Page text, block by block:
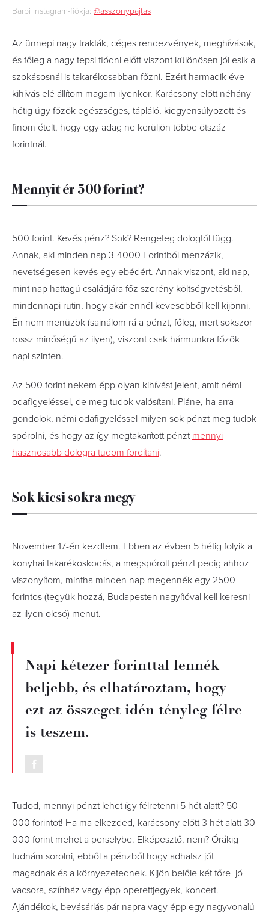
Barbi Instagram-fiókja: @asszonypajtas
Az ünnepi nagy trakták, céges rendezvények, meghívások,
és főleg a nagy tepsi flódni előtt viszont különösen jól esik a
szokásosnál is takarékosabban főzni. Ezért harmadik éve
kihívás elé állítom magam ilyenkor. Karácsony előtt néhány
hétig úgy főzök egészséges, tápláló, kiegyensúlyozott és
finom ételt, hogy egy adag ne kerüljön többe ötszáz
forintnál.
Mennyit ér 500 forint?
500 forint. Kevés pénz? Sok? Rengeteg dologtól függ.
Annak, aki minden nap 3-4000 Forintból menzázik,
nevetségesen kevés egy ebédért. Annak viszont, aki nap,
mint nap hattagú családjára főz szerény költségvetésből,
mindennapi rutin, hogy akár ennél kevesebből kell kijönni.
Én nem menüzök (sajnálom rá a pénzt, főleg, mert sokszor
rossz minőségű az ilyen), viszont csak hármunkra főzök
napi szinten.
Az 500 forint nekem épp olyan kihívást jelent, amit némi
odafigyeléssel, de meg tudok valósítani. Pláne, ha arra
gondolok, némi odafigyeléssel milyen sok pénzt meg tudok
spórolni, és hogy az így megtakarított pénzt mennyi
hasznosabb dologra tudom fordítani.
Sok kicsi sokra megy
November 17-én kezdtem. Ebben az évben 5 hétig folyik a
konyhai takarékoskodás, a megspórolt pénzt pedig ahhoz
viszonyítom, mintha minden nap megennék egy 2500
forintos (tegyük hozzá, Budapesten nagyítóval kell keresni
az ilyen olcsó) menüt.
Napi kétezer forinttal lennék
beljebb, és elhatároztam, hogy
ezt az összeget idén tényleg félre
is teszem.
Tudod, mennyi pénzt lehet így félretenni 5 hét alatt? 50
000 forintot! Ha ma elkezded, karácsony előtt 3 hét alatt 30
000 forint mehet a perselybe. Elképesztő, nem? Órákig
tudnám sorolni, ebből a pénzből hogy adhatsz jót
magadnak és a környezetednek. Kijön belőle két főre jó
vacsora, színház vagy épp operettjegyek, koncert.
Ajándékok, bevásárlás pár napra vagy épp egy nagyvonalú